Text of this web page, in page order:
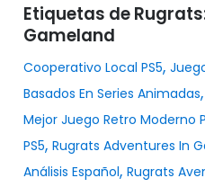
Etiquetas de
Gameland
Cooperativo Local PS5,
Basados En Series Animadas,
Mejor Juego Retro Moderno
PS5, Rugrats Adventures In
Análisis Español, Rugrats